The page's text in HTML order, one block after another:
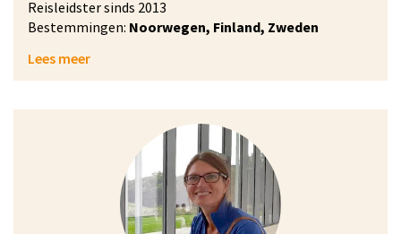
Reisleidster sinds 2013
Bestemmingen: Noorwegen, Finland, Zweden
Lees meer